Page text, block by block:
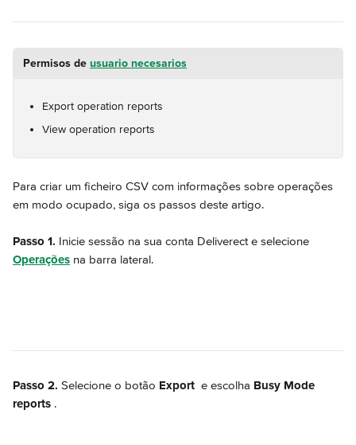
Permisos de usuario necesarios
Export operation reports
View operation reports
Para criar um ficheiro CSV com informações sobre operações
em modo ocupado, siga os passos deste artigo.
Passo 1. Inicie sessão na sua conta Deliverect e selecione
Operações na barra lateral.
Passo 2. Selecione o botão Export e escolha Busy Mode
reports .